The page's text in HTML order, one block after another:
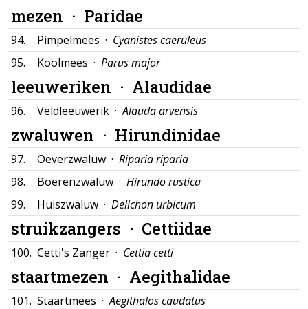
mezen · Paridae
94. Pimpelmees · Cyanistes caeruleus
95.
Koolmees · Parus major
leeuweriken · Alaudidae
96. Veldleeuwerik ·Alauda arvensis
zwaluwen · Hirundinidae
97. Oeverzwaluw · Riparia riparia
98.
Boerenzwaluw · Hirundo rustica
99.
Huiszwaluw · Delichon urbicum
struikzangers · Cettiidae
100. Cetti's Zanger · Cettia cetti
staartmezen · Aegithalidae
101. Staartmees ·Aegithalos caudatus